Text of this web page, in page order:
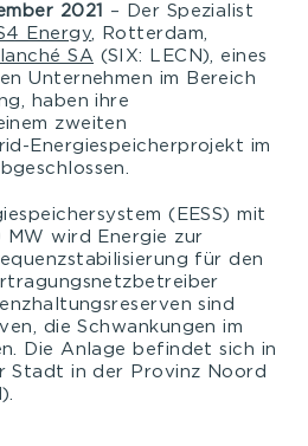
2021
– Der Spezialist
Energy, Rotterdam,
SA (SIX: LECN), eines
Unternehmen im Bereich
haben ihre
zweiten
Energiespeicherprojekt im
(EESS) mit
MW wird Energie zur
für den
sind
die Schwankungen im
Die Anlage befindet sich in
Stadt in der Provinz Noord